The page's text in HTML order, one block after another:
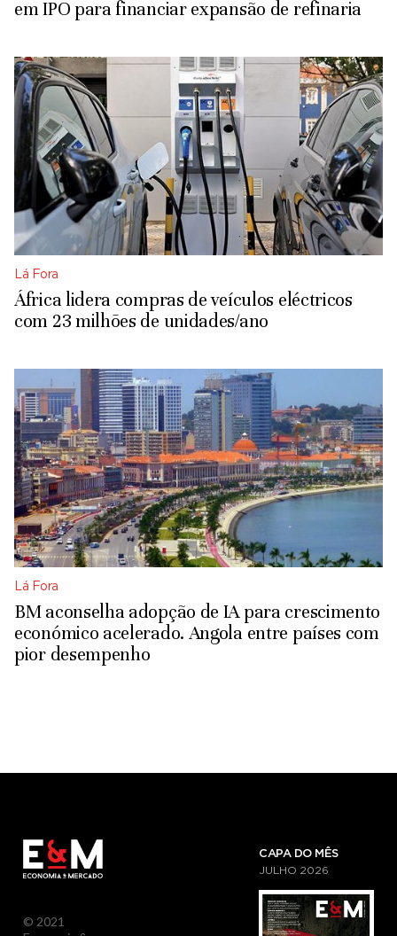
em IPO para financiar expansão de refinaria
Lá Fora
África lidera compras de veículos eléctricos
com 23 milhões de unidades/ano
Lá Fora
BM aconselha adopção de IA para crescimento
económico acelerado. Angola entre países com
pior desempenho
© 2021
CAPA DO MÊS
JULHO 2026